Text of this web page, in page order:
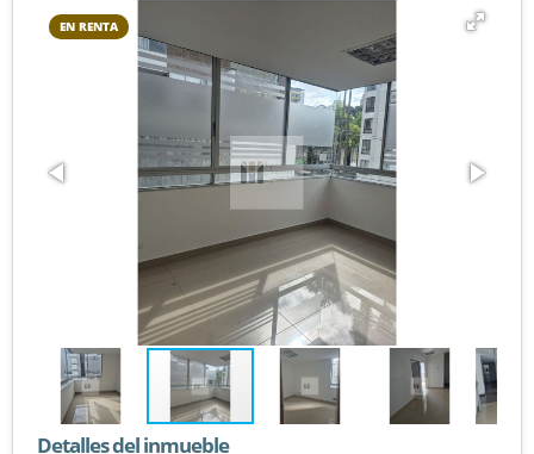
EN RENTA
Detalles del inmueble